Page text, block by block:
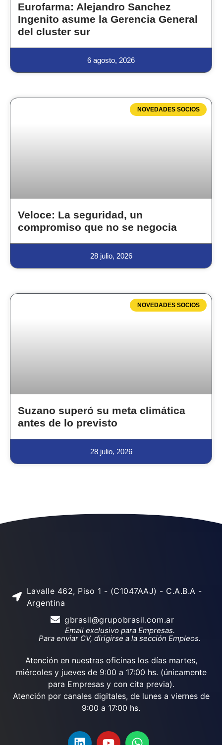
Eurofarma: Alejandro Sanchez
Ingenito asume la Gerencia General
del cluster sur
6 agosto, 2026
NOVEDADES SOCIOS
Veloce: La seguridad, un
compromiso que no se negocia
28 julio, 2026
NOVEDADES SOCIOS
Suzano superó su meta climática
antes de lo previsto
28 julio, 2026
Lavalle 462, Piso 1 - (C1047AAJ) - C.A.B.A -
Argentina
gbrasil@grupobrasil.com.ar
Email exclusivo para Empresas.
Para enviar CV, dirigirse a la sección Empleos.
Atención en nuestras oficinas los días martes,
miércoles y jueves de 9:00 a 17:00 hs. (únicamente
para Empresas y con cita previa).
Atención por canales digitales, de lunes a viernes de
9:00 a 17:00 hs.